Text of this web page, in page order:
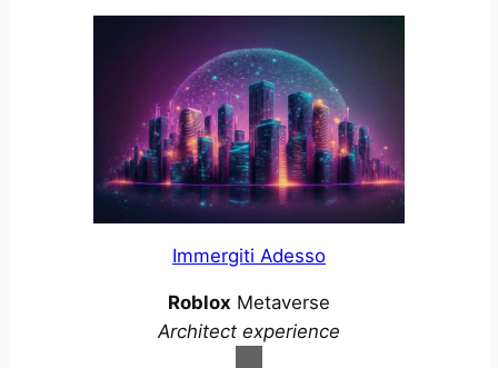
Immergiti Adesso
Roblox Metaverse
Architect experience